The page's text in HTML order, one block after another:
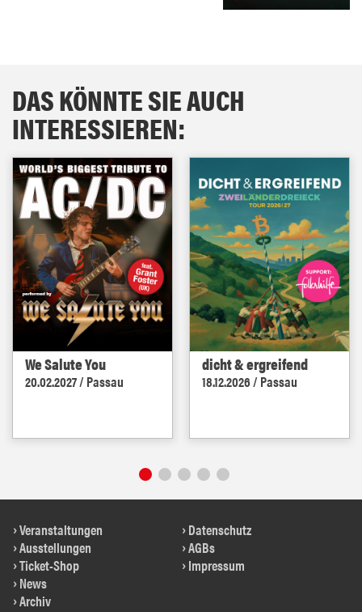
DAS KÖNNTE SIE AUCH
INTERESSIEREN:
We Salute You
20.02.2027 / Passau
dicht & ergreifend
18.12.2026 / Passau
Veranstaltungen
Ausstellungen
Ticket-Shop
News
Archiv
Datenschutz
AGBs
Impressum